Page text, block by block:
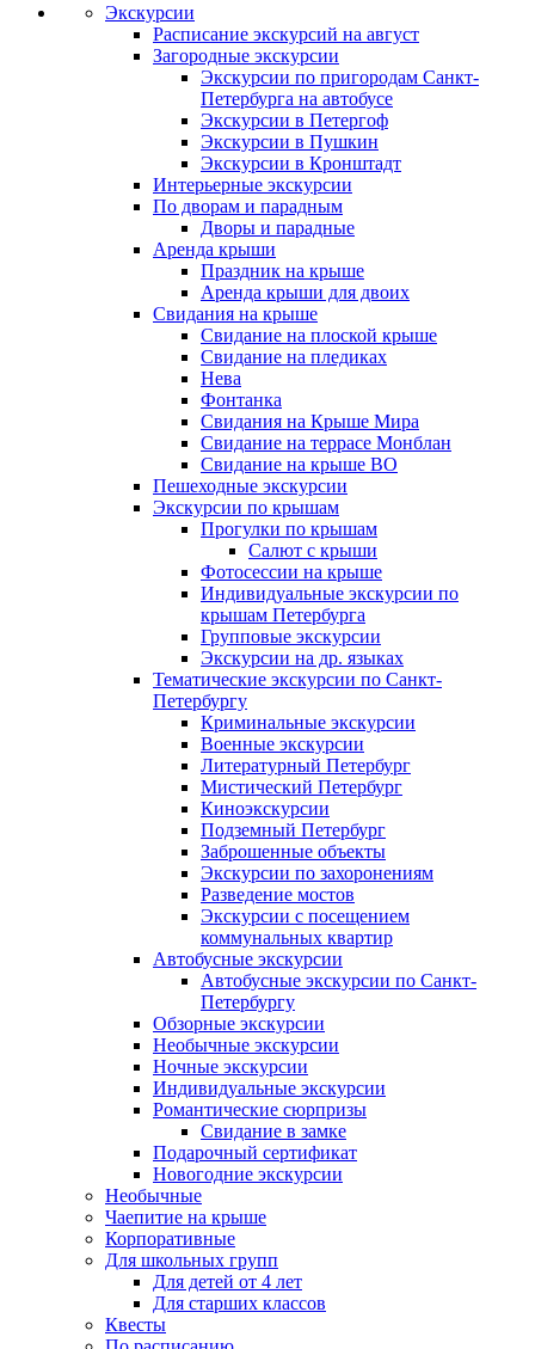
Экскурсии
Расписание экскурсий на август
Загородные экскурсии
Экскурсии по пригородам Санкт-
Петербурга на автобусе
Экскурсии в Петергоф
Экскурсии в Пушкин
Экскурсии в Кронштадт
Интерьерные экскурсии
По дворам и парадным
Дворы и парадные
Аренда крыши
Праздник на крыше
Аренда крыши для двоих
Свидания на крыше
Свидание на плоской крыше
Свидание на пледиках
Нева
Фонтанка
Свидания на Крыше Мира
Свидание на террасе Монблан
Свидание на крыше ВО
Пешеходные экскурсии
Экскурсии по крышам
Прогулки по крышам
Салют с крыши
Фотосессии на крыше
Индивидуальные экскурсии по
крышам Петербурга
Групповые экскурсии
Экскурсии на др. языках
Тематические экскурсии по Санкт-
Петербургу
Криминальные экскурсии
Военные экскурсии
Литературный Петербург
Мистический Петербург
Киноэкскурсии
Подземный Петербург
Заброшенные объекты
Экскурсии по захоронениям
Разведение мостов
Экскурсии с посещением
коммунальных квартир
Автобусные экскурсии
Автобусные экскурсии по Санкт-
Петербургу
Обзорные экскурсии
Необычные экскурсии
Ночные экскурсии
Индивидуальные экскурсии
Романтические сюрпризы
Свидание в замке
Подарочный сертификат
Новогодние экскурсии
Необычные
Чаепитие на крыше
Корпоративные
Для школьных групп
Для детей от 4 лет
Для старших классов
Квесты